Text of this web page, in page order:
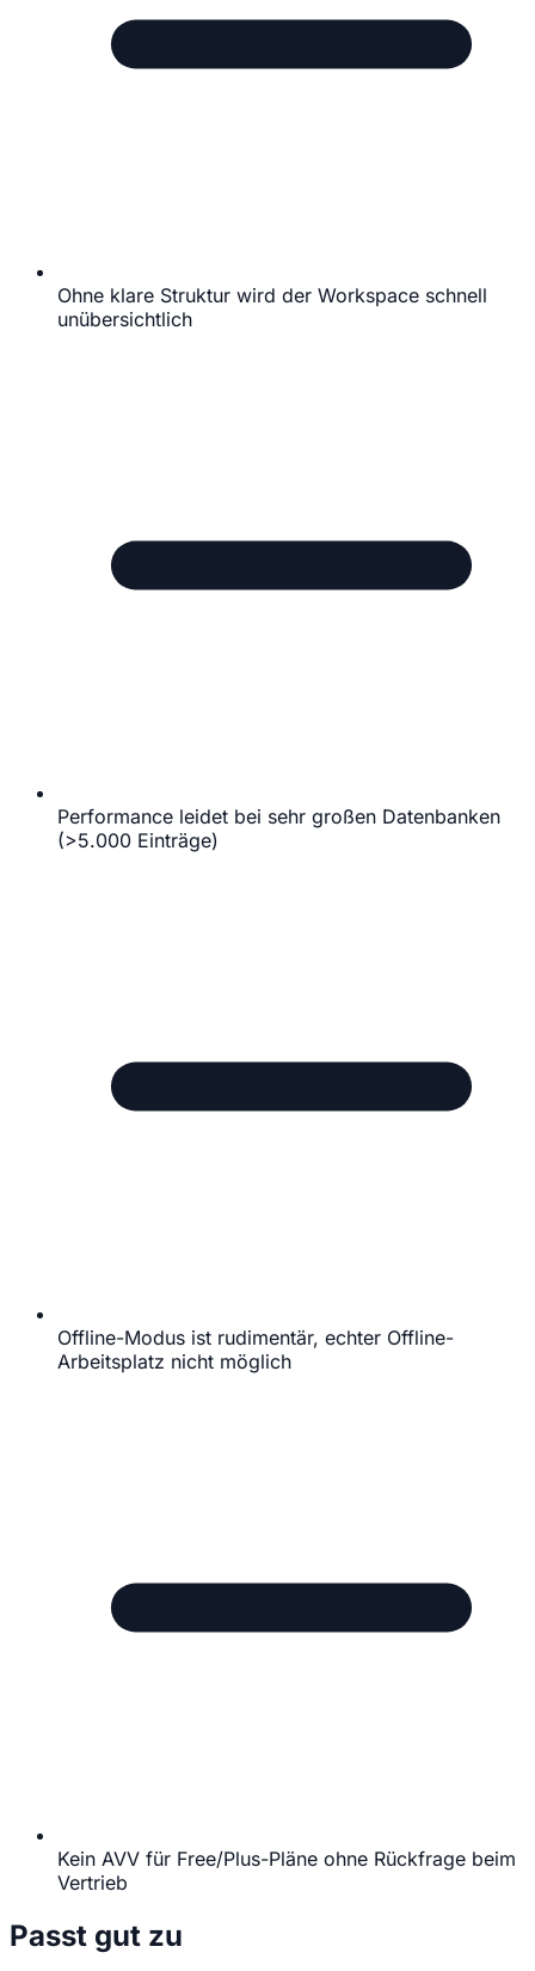
Ohne klare Struktur wird der Workspace schnell
unübersichtlich
Performance leidet bei sehr großen Datenbanken
(>5.000 Einträge)
Offline-Modus ist rudimentär, echter Offline-
Arbeitsplatz nicht möglich
Kein AVV für Free/Plus-Pläne ohne Rückfrage beim
Vertrieb
Passt gut zu